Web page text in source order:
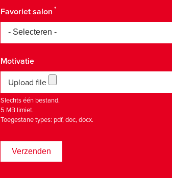
Favoriet salon
Motivatie
Upload file
Slechts één bestand.
5 MB limiet.
Toegestane types: pdf, doc, docx.